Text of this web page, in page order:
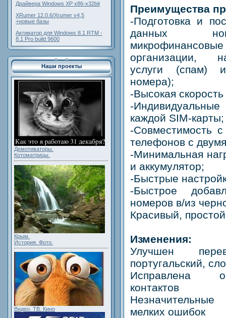
Драйвера Windows XP x86-x32bit
XRumer 12.0.6/Xrumer v4,5
+новые базы
Активатор для Windows 8.1 RTM -
8.1 Pro build 9600
Наши проекты
Демотиваторы.
Котоматрицы.
Крым.
История. Фото.
Видео. ТВ. Кино
Преимущества
-Подготовка и
данных
организации,
услуги (спам)
номера);
-Высокая
-
каждой SIM-карты;
-Совместимость
телефонов с
-Минимальная
и аккумулятор;
-Быстрые
-Быстрое
номеров в/из
Красивый,
Изменения:
Улучшен
португальский,
Исправлена
контактов
мелких ошибок